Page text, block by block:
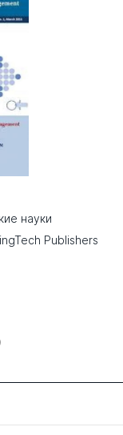
науки
Publishers